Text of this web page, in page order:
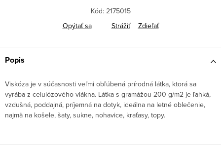
Kód: 2175015
Opýtať sa
Strážiť Zdieľať
Popis
Viskóza je v súčasnosti veľmi obľúbená prírodná látka, ktorá sa
vyrába z celulózového vlákna. Látka s gramážou 200 g/m2 je ľahká,
vzdušná, poddajná, príjemná na dotyk, ideálna na letné oblečenie,
najmä na košele, šaty, sukne, nohavice, kraťasy, topy.